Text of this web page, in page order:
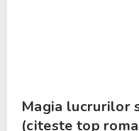
Magia lucrurilor
(citeste top